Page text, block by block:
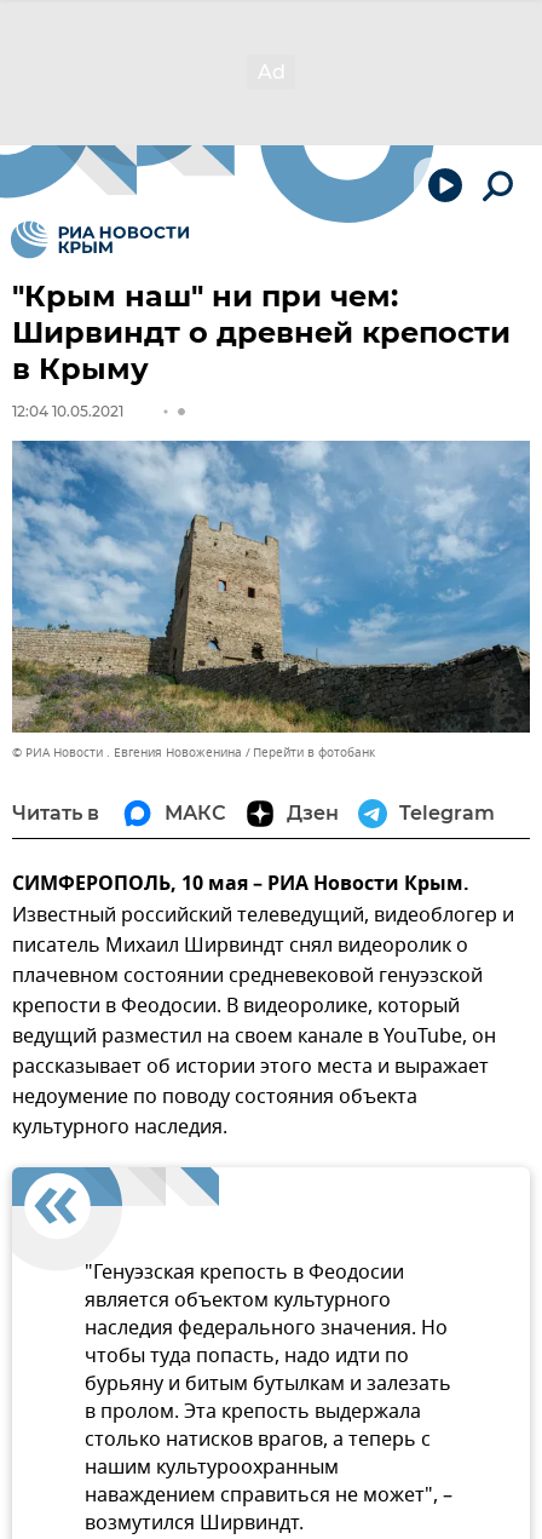
"Крым наш" ни при чем:
Ширвиндт о древней крепости
в Крыму
12:04 10.05.2021
© РИА Новости . Евгения Новоженина Перейти в фотобанк
Читать в МАКС Дзен Telegram
СИМФЕРОПОЛЬ, 10 мая – РИА Новости Крым.
Известный российский телеведущий, видеоблогер и
писатель Михаил Ширвиндт снял видеоролик о
плачевном состоянии средневековой генуэзской
крепости в Феодосии. В видеоролике, который
ведущий разместил на своем канале в YouTube, он
рассказывает об истории этого места и выражает
недоумение по поводу состояния объекта
культурного наследия.
"Генуэзская крепость в Феодосии
является объектом культурного
наследия федерального значения. Но
чтобы туда попасть, надо идти по
бурьяну и битым бутылкам и залезать
в пролом. Эта крепость выдержала
столько натисков врагов, а теперь с
нашим культуроохранным
наваждением справиться не может", –
возмутился Ширвиндт.